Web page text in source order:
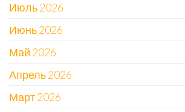
Июль 2026
Июнь 2026
Май 2026
Апрель 2026
Март 2026